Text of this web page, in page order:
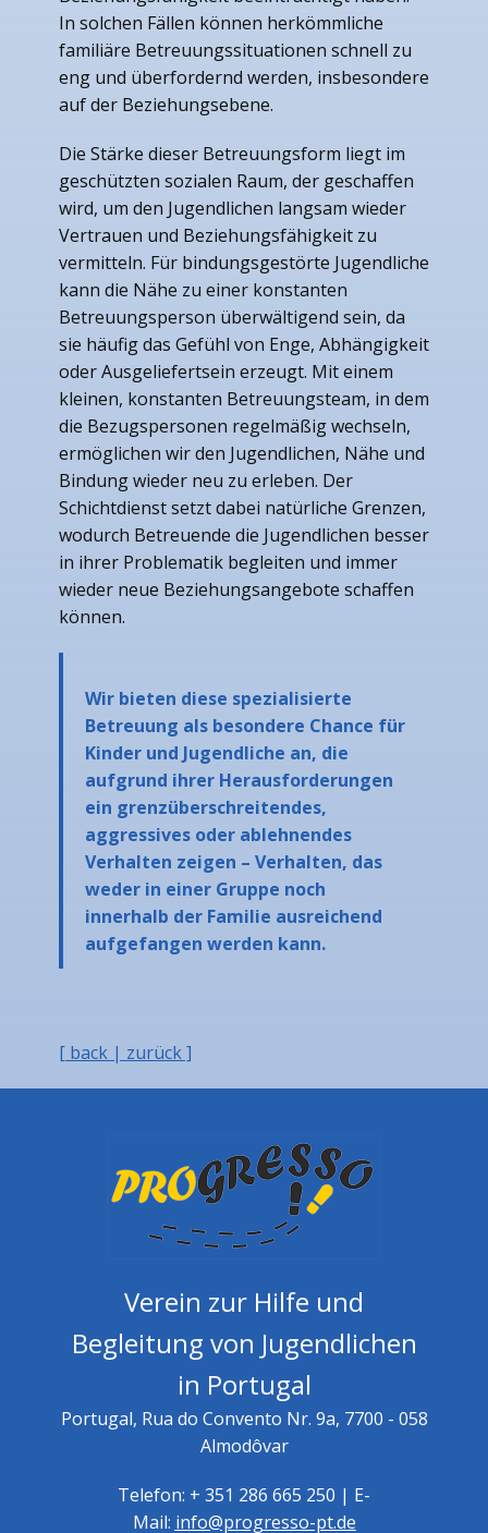
In solchen Fällen können herkömmliche
familiäre Betreuungssituationen schnell zu
eng und überfordernd werden, insbesondere
auf der Beziehungsebene.
Die Stärke dieser Betreuungsform liegt im
geschützten sozialen Raum, der geschaffen
wird, um den Jugendlichen langsam wieder
Vertrauen und Beziehungsfähigkeit zu
vermitteln. Für bindungsgestörte Jugendliche
kann die Nähe zu einer konstanten
Betreuungsperson überwältigend sein, da
sie häufig das Gefühl von Enge, Abhängigkeit
oder Ausgeliefertsein erzeugt. Mit einem
kleinen, konstanten Betreuungsteam, in dem
die Bezugspersonen regelmäßig wechseln,
ermöglichen wir den Jugendlichen, Nähe und
Bindung wieder neu zu erleben. Der
Schichtdienst setzt dabei natürliche Grenzen,
wodurch Betreuende die Jugendlichen besser
in ihrer Problematik begleiten und immer
wieder neue Beziehungsangebote schaffen
können.
Wir bieten diese spezialisierte
Betreuung als besondere Chance für
Kinder und Jugendliche an, die
aufgrund ihrer Herausforderungen
ein grenzüberschreitendes,
aggressives oder ablehnendes
Verhalten zeigen – Verhalten, das
weder in einer Gruppe noch
innerhalb der Familie ausreichend
aufgefangen werden kann.
[ back | zurück ]
Verein zur Hilfe und
Begleitung von Jugendlichen
in Portugal
Portugal, Rua do Convento Nr. 9a, 7700 - 058
Almodôvar
Telefon: + 351 286 665 250 | E-
Mail: info@progresso-pt.de